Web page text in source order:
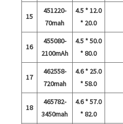
15
451220-
70mah
4.5 * 12.0
* 20.0
16
455080-
2100mAh
4.5 * 50.0
* 80.0
17
462558-
720mah
4.6 * 25.0
* 58.0
18
465782-
3450mah
4.6 * 57.0
* 82.0